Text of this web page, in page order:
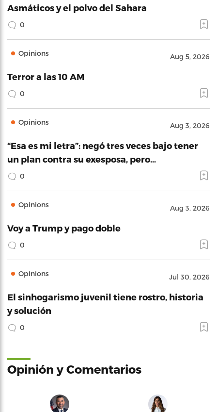
Asmáticos y el polvo del Sahara
0
Opinions Aug 5, 2026
Terror a las 10 AM
0
Opinions Aug 3, 2026
“Esa es mi letra”: negó tres veces bajo tener
un plan contra su exesposa, pero…
0
Opinions Aug 3, 2026
Voy a Trump y pago doble
0
Opinions Jul 30, 2026
El sinhogarismo juvenil tiene rostro, historia
y solución
0
Opinión y Comentarios